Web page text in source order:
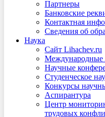
Партнеры
Банковские
Контактная
Сведения об
Наука
Сайт Lihachev.ru
Международные
Научные
Студенческое
Конкурсы
Аспирантура
Центр
трудовых